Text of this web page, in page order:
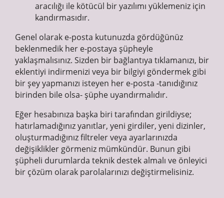
aracılığı ile kötücül bir yazılımı yüklemeniz için
kandırmasıdır.
Genel olarak e-posta kutunuzda gördüğünüz
beklenmedik her e-postaya şüpheyle
yaklaşmalısınız. Sizden bir bağlantıya tıklamanızı, bir
eklentiyi indirmenizi veya bir bilgiyi göndermek gibi
bir şey yapmanızı isteyen her e-posta -tanıdığınız
birinden bile olsa- şüphe uyandırmalıdır.
Eğer hesabınıza başka biri tarafından girildiyse;
hatırlamadığınız yanıtlar, yeni girdiler, yeni dizinler,
oluşturmadığınız filtreler veya ayarlarınızda
değişiklikler görmeniz mümkündür. Bunun gibi
şüpheli durumlarda teknik destek almalı ve önleyici
bir çözüm olarak parolalarınızı değiştirmelisiniz.